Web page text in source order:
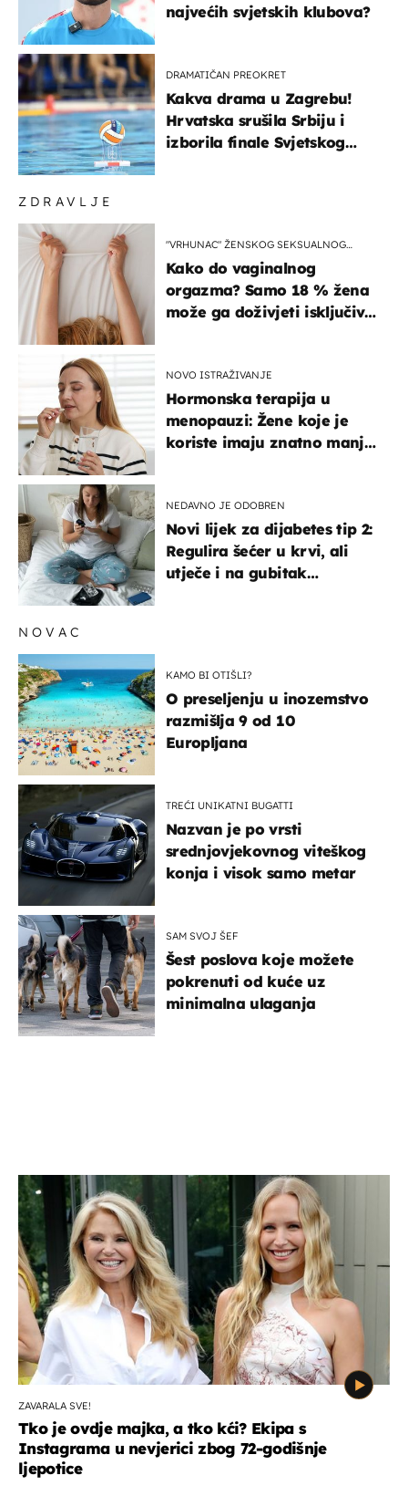
ZDRAVLJE
"VRHUNAC" ŽENSKOG SEKSUALNOG
Kako do vaginalnog
orgazma? Samo 18 % žena
može ga doživjeti isključivo
NOVO ISTRAŽIVANJE
Hormonska terapija u
menopauzi: Žene koje je
koriste imaju znatno manji
NEDAVNO JE ODOBREN
Novi lijek za dijabetes tip 2:
Regulira šećer u krvi, ali
utječe i na gubitak
najvećih svjetskih klubova?
DRAMATIČAN PREOKRET
Kakva drama u Zagrebu!
Hrvatska srušila Srbiju i
izborila finale Svjetskog
NOVAC
KAMO BI OTIŠLI?
O preseljenju u inozemstvo
razmišlja 9 od 10
Europljana
TREĆI UNIKATNI BUGATTI
Nazvan je po vrsti
srednjovjekovnog viteškog
konja i visok samo metar
SAM SVOJ ŠEF
Šest poslova koje možete
pokrenuti od kuće uz
minimalna ulaganja
ZAVARALA SVE!
Tko je ovdje majka, a tko kći? Ekipa s
Instagrama u nevjerici zbog 72-godišnje
ljepotice